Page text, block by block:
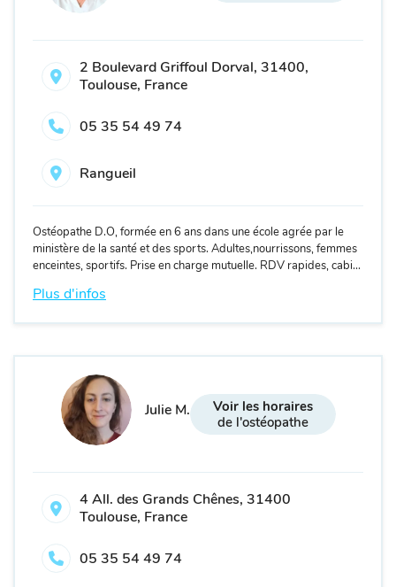
2 Boulevard Griffoul Dorval, 31400,
Toulouse, France
05 35 54 49 74
Rangueil
Ostéopathe D.O, formée en 6 ans dans une école agrée par le
ministère de la santé et des sports. Adultes,nourrissons, femmes
enceintes, sportifs. Prise en charge mutuelle. RDV rapides, cabi...
Plus d'infos
Julie M.
Voir les horaires
de l'ostéopathe
4 All. des Grands Chênes, 31400
Toulouse, France
05 35 54 49 74